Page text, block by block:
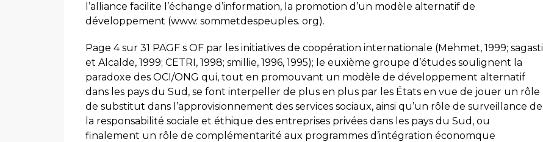
l’alliance facilite l’échange d’information, la promotion d’un modèle alternatif de
développement (www. sommetdespeuples. org).
Page 4 sur 31 PAGF s OF par les initiatives de coopération internationale (Mehmet, 1999; sagasti
et Alcalde, 1999; CETRI, 1998; smillie, 1996, 1995); le euxième groupe d’études soulignent la
paradoxe des OCI/ONG qui, tout en promouvant un modèle de développement alternatif
dans les pays du Sud, se font interpeller de plus en plus par les États en vue de jouer un rôle
de substitut dans l’approvisionnement des services sociaux, ainsi qu’un rôle de surveillance de
la responsabilité sociale et éthique des entreprises privées dans les pays du Sud, ou
finalement un rôle de complémentarité aux programmes d’intégration économque